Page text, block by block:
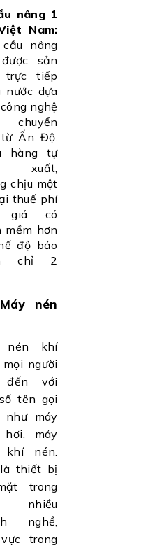
nâng 1
Nam:
nâng
sản
trực tiếp
nước dựa
nghệ
chuyển
Ấn Độ.
hàng tự
xuất,
chịu một
thuế phí
giá có
mềm hơn
độ bảo
chỉ 2
nén
nén khí
mọi người
đến với
tên gọi
như máy
hơi, máy
khí nén.
thiết bị
trong
nhiều
nghề,
trong